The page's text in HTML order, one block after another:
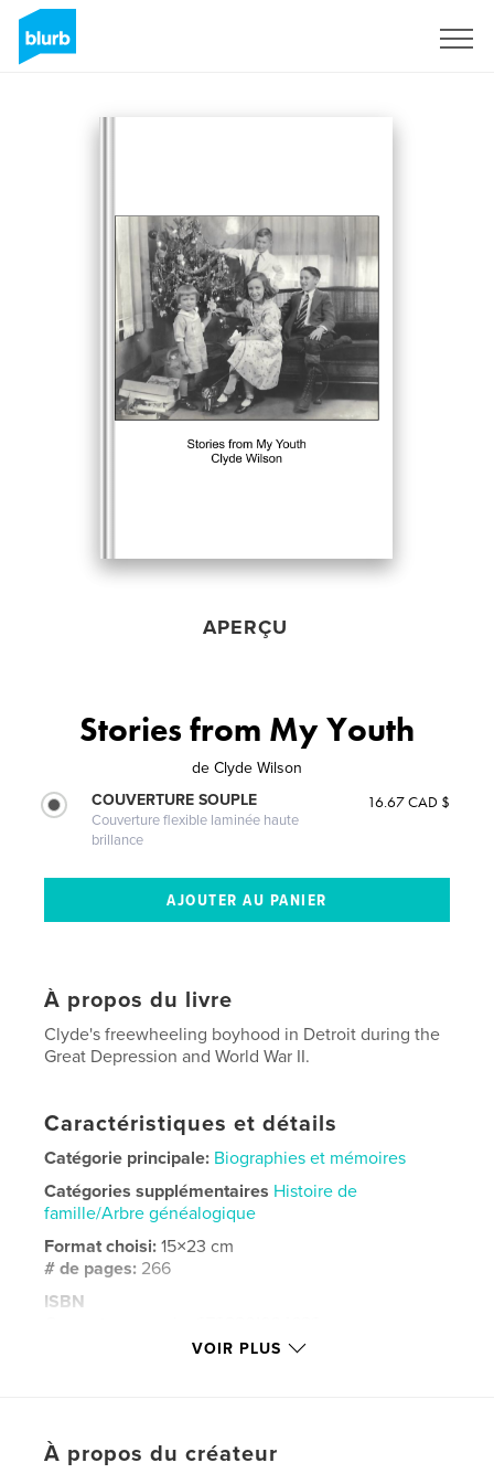
APERÇU
Stories from My Youth
de Clyde Wilson
COUVERTURE SOUPLE
Couverture flexible laminée haute
brillance
16.67 CAD $
À propos du livre
Clyde's freewheeling boyhood in Detroit during the
Great Depression and World War II.
Caractéristiques et détails
Catégorie principale: Biographies et mémoires
Catégories supplémentaires Histoire de
famille/Arbre généalogique
Format choisi:15×23 cm
# de pages: 266
ISBN
Date de publication:mars 01, 2026
VOIR PLUS
À propos du créateur